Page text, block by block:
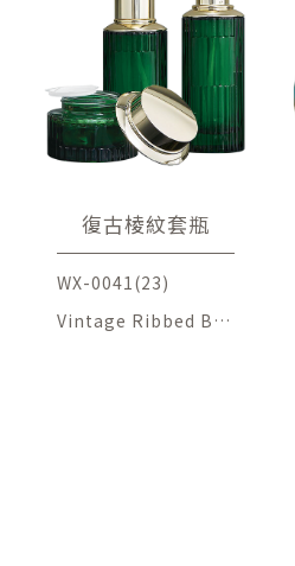
復古棱紋套瓶
Vintage Ribbed Bot
WX-0041(23)